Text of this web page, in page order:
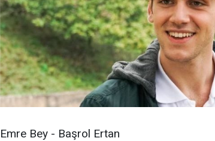
Emre Bey - Başrol Ertan